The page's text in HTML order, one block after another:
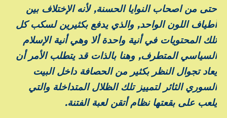
حتى من اصحاب النوايا الحسنة, لأنه الإختلاف بين
أطياف اللون الواحد, والذي يدفع بكثيرين لسكب كل
تلك المحتويات في أنية واحدة ألا وهي أنية الإسلام
السياسي المتطرف, وهنا بالذات قد يتطلب الأمر أن
يعاد تجوال النظر بكثير من الحصافة داخل البيت
السوري الثائر لتمييز تلك الظلال المتداخلة والتي
يلعب على بقعتها نظام أتقن لعبة الفتنة.